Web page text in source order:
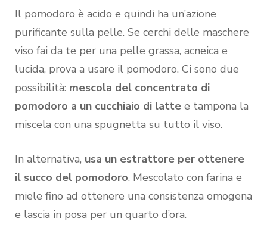
Il pomodoro è acido e quindi ha un’azione
purificante sulla pelle. Se cerchi delle maschere
viso fai da te per una pelle grassa, acneica e
lucida, prova a usare il pomodoro. Ci sono due
possibilità: mescola del concentrato di
pomodoro a un cucchiaio di latte e tampona la
miscela con una spugnetta su tutto il viso.
In alternativa, usa un estrattore per ottenere
il succo del pomodoro. Mescolato con farina e
miele fino ad ottenere una consistenza omogena
e lascia in posa per un quarto d’ora.